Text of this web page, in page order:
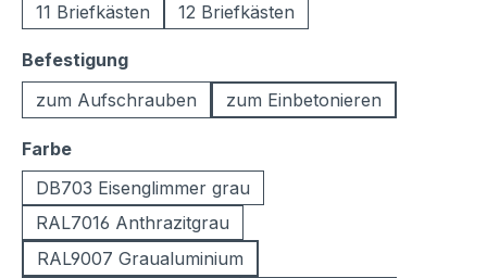
11 Briefkästen
12 Briefkästen
Befestigungauswählen
zum Aufschrauben
zum Einbetonieren
Farbeauswählen
DB703 Eisenglimmer grau
RAL7016 Anthrazitgrau
RAL9007 Graualuminium